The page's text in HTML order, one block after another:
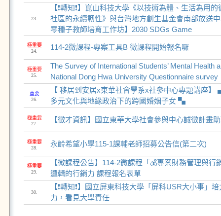
23.
【❗轉知❗】崑山科技大學《以技術為體、生活為用
社區的永續韌性》與台灣地方創生基金會南部放送
零種子教師培育工作坊】2030 SDGs Game
極重要
24.
114-2微課程-專案工具B 微課程開始報名囉
極重要
25.
The Survey of International Students’ Mental Health
National Dong Hwa University Questionnaire survey
重要
26.
【 移居到安居x東華社會學系x社參中心專題講座
多元文化與地緣政治下的跨國婚姻子女 ▚
極重要
27.
【徵才資訊】國立東華大學社會參與中心誠徵計畫
極重要
28.
永齡希望小學115-1課輔老師招募公告信(第二次)
極重要
29.
【微課程公告】114-2微課程「💰專案財務管理與行
邏輯的行銷力 課程報名表單
30.
【❗轉知❗】國立屏東科技大學「屏科USR大小事」
力，看見大學責任